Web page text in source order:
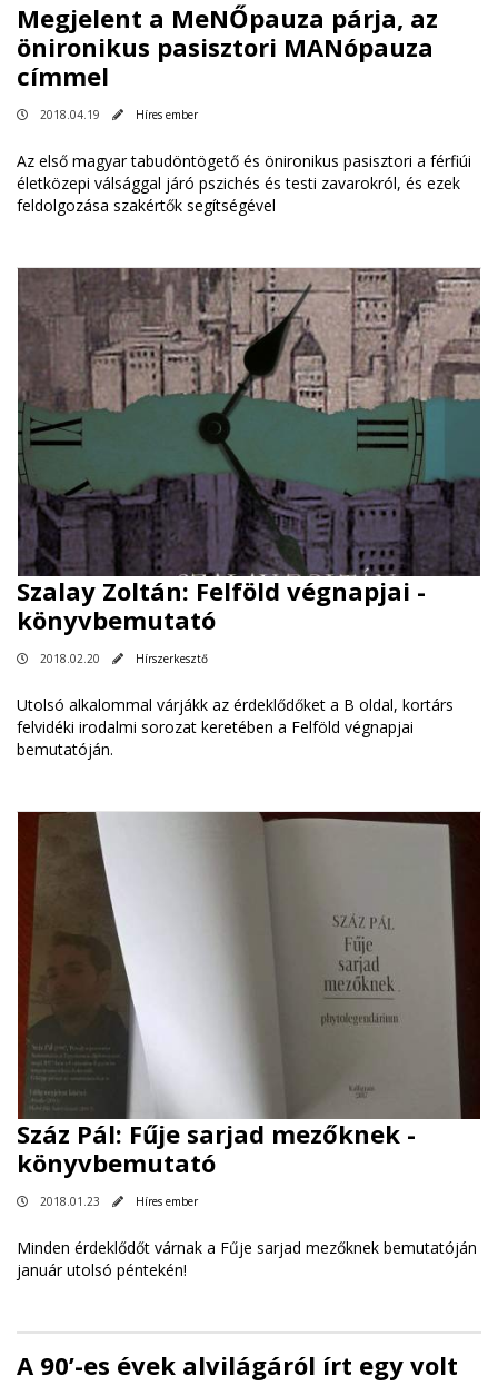
Megjelent a MeNŐpauza párja, az
önironikus pasisztori MANópauza
címmel
2018.04.19 Híres ember
Az első magyar tabudöntögető és önironikus pasisztori a férfiúi
életközepi válsággal járó pszichés és testi zavarokról, és ezek
feldolgozása szakértők segítségével
Szalay Zoltán: Felföld végnapjai -
könyvbemutató
2018.02.20 Hírszerkesztő
Utolsó alkalommal várjákk az érdeklődőket a B oldal, kortárs
felvidéki irodalmi sorozat keretében a Felföld végnapjai
bemutatóján.
Száz Pál: Fűje sarjad mezőknek -
könyvbemutató
2018.01.23 Híres ember
Minden érdeklődőt várnak a Fűje sarjad mezőknek bemutatóján
január utolsó péntekén!
A 90’-es évek alvilágáról írt egy volt